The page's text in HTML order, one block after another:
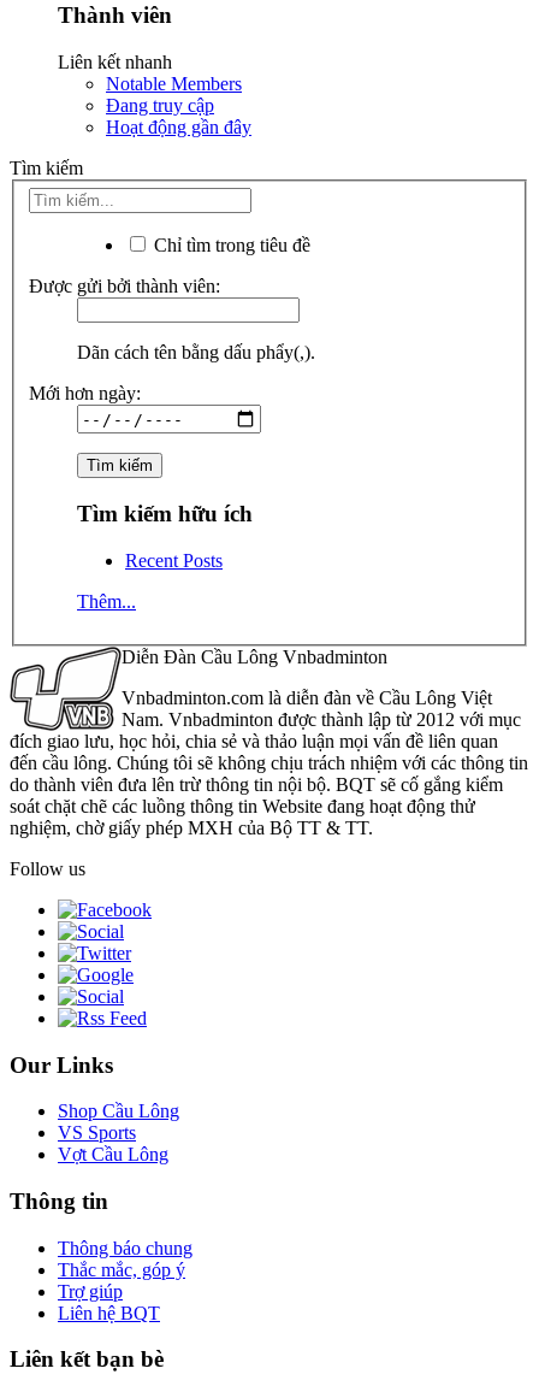
Thành viên
Liên kết nhanh
Notable Members
Đang truy cập
Hoạt động gần đây
Tìm kiếm
Chỉ tìm trong tiêu đề
Được gửi bởi thành viên:
Dãn cách tên bằng dấu phẩy(,).
Mới hơn ngày:
Tìm kiếm hữu ích
Recent Posts
Thêm...
Diễn Đàn Cầu Lông Vnbadminton
Vnbadminton.com là diễn đàn về Cầu Lông Việt
Nam. Vnbadminton được thành lập từ 2012 với mục
đích giao lưu, học hỏi, chia sẻ và thảo luận mọi vấn đề liên quan
đến cầu lông. Chúng tôi sẽ không chịu trách nhiệm với các thông tin
do thành viên đưa lên trừ thông tin nội bộ. BQT sẽ cố gắng kiểm
soát chặt chẽ các luồng thông tin Website đang hoạt động thử
nghiệm, chờ giấy phép MXH của Bộ TT & TT.
Follow us
Our Links
Shop Cầu Lông
VS Sports
Vợt Cầu Lông
Thông tin
Thông báo chung
Thắc mắc, góp ý
Trợ giúp
Liên hệ BQT
Liên kết bạn bè